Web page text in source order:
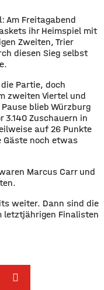
Am Freitagabend
ihr Heimspiel mit
Zweiten, Trier
diesen Sieg selbst
Partie, doch
zweiten Viertel und
blieb Würzburg
3.140 Zuschauern in
auf 26 Punkte
Gäste noch etwas
Marcus Carr und
weiter. Dann sind die
letztjährigen Finalisten